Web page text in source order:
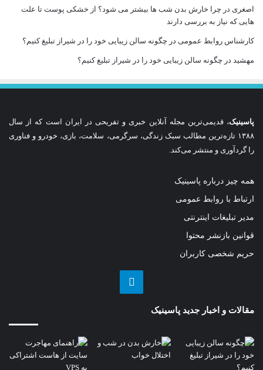
اصغری در چرا خارش بدن شب ها بیشتر می شود؟ از خشکی پوست تا علت
هایی که نیاز به بررسی دارند
کارشناس روابط عمومی در چگونه سالن زیبایی خود را در شیراز تبلیغ کنیم؟
مهشید در چگونه سالن زیبایی خود را در شیراز تبلیغ کنیم؟
پاسینیک، قدیمی‌ترین مجله آنلاین خبری و تفریحی در ایران است که از سال
۱۳۸۸ تازه‌ترین مطالب سبک زندگی، سرگرمی، سلامت، بازی، خودرو و فناوری
را گردآوری و منتشر می‌کند.
همه چیز درباره پاسینیک
ارتباط با روابط عمومی
مدیر تبلیغات اینترنتی
قوانین بازنشر محتوا
حریم شخصی کاربران
مقالات و اخبار جدید پاسینیک